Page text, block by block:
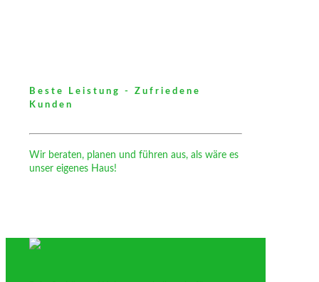
Beste Leistung - Zufriedene
Kunden
Wir beraten, planen und führen aus, als wäre es
unser eigenes Haus!